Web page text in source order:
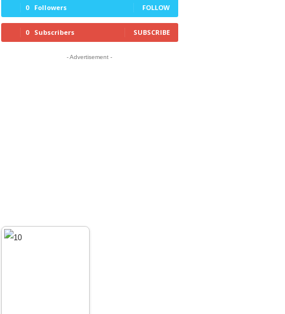
0 Followers FOLLOW
0 Subscribers SUBSCRIBE
- Advertisement -